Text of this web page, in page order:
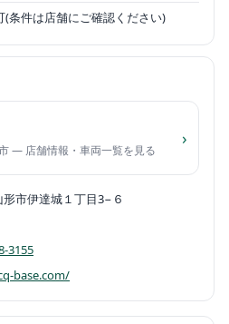
(条件は店舗にご確認ください)
— 店舗情報・車両一覧を見る
›
形市伊達城１丁目3−６
3155
base.com/